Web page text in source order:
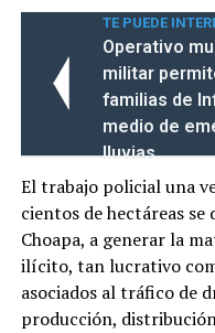
TE PUEDE
Operativo
militar
familias de
medio de
lluvias
El trabajo policial una
cientos de hectáreas
Choapa, a generar la
ilícito, tan lucrativo
asociados al tráfico de
producción,